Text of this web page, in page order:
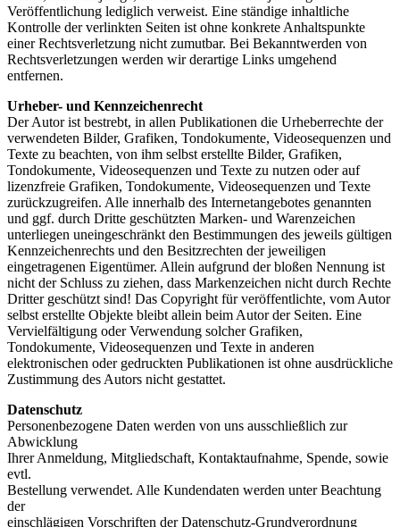
Veröffentlichung lediglich verweist. Eine ständige inhaltliche
Kontrolle der verlinkten Seiten ist ohne konkrete Anhaltspunkte
einer Rechtsverletzung nicht zumutbar. Bei Bekanntwerden von
Rechtsverletzungen werden wir derartige Links umgehend
entfernen.
Urheber- und Kennzeichenrecht
Der Autor ist bestrebt, in allen Publikationen die Urheberrechte der
verwendeten Bilder, Grafiken, Tondokumente, Videosequenzen und
Texte zu beachten, von ihm selbst erstellte Bilder, Grafiken,
Tondokumente, Videosequenzen und Texte zu nutzen oder auf
lizenzfreie Grafiken, Tondokumente, Videosequenzen und Texte
zurückzugreifen. Alle innerhalb des Internetangebotes genannten
und ggf. durch Dritte geschützten Marken- und Warenzeichen
unterliegen uneingeschränkt den Bestimmungen des jeweils gültigen
Kennzeichenrechts und den Besitzrechten der jeweiligen
eingetragenen Eigentümer. Allein aufgrund der bloßen Nennung ist
nicht der Schluss zu ziehen, dass Markenzeichen nicht durch Rechte
Dritter geschützt sind! Das Copyright für veröffentlichte, vom Autor
selbst erstellte Objekte bleibt allein beim Autor der Seiten. Eine
Vervielfältigung oder Verwendung solcher Grafiken,
Tondokumente, Videosequenzen und Texte in anderen
elektronischen oder gedruckten Publikationen ist ohne ausdrückliche
Zustimmung des Autors nicht gestattet.
Datenschutz
Personenbezogene Daten werden von uns ausschließlich zur
Abwicklung
Ihrer Anmeldung, Mitgliedschaft, Kontaktaufnahme, Spende, sowie
evtl.
Bestellung verwendet. Alle Kundendaten werden unter Beachtung
der
einschlägigen Vorschriften der Datenschutz-Grundverordnung